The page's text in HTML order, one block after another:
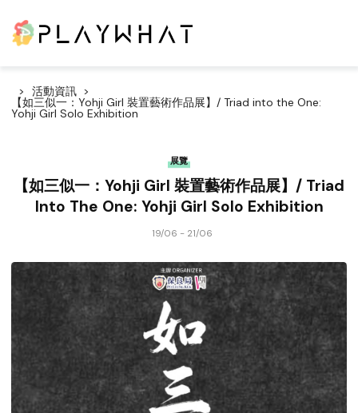
活動資訊
【如三似一：Yohji Girl 裝置藝術作品展】/ Triad into the One:
Yohji Girl Solo Exhibition
展覽
【如三似一：Yohji Girl 裝置藝術作品展】/ Triad
Into The One: Yohji Girl Solo Exhibition
19/06 - 21/06